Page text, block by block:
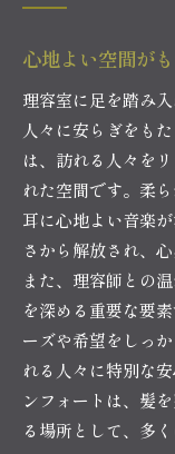
理容室
理容室
理容室
理容室
理容室で得
理容室
理容室
理容室
訪れる
理容室
理容室
心地よい空間が
理容室に足を踏み
人々に安らぎをも
は、訪れる人々を
れた空間です。柔
耳に心地よい音楽
さから解放され、
また、理容師との
を深める重要な要
ーズや希望をしっ
れる人々に特別な
ンフォートは、髪
る場所として、多